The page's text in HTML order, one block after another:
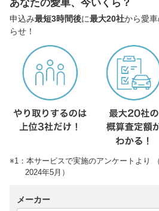
あなたの愛車、今いくら？
申込み最短3時間後に最大20社から愛
らせ！
※1：本サービスで実施のアンケートより
2024年5月）
メーカー